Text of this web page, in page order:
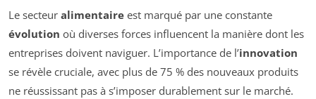
Le secteur alimentaire est marqué par une constante
évolution où diverses forces influencent la manière dont les
entreprises doivent naviguer. L’importance de l’innovation
se révèle cruciale, avec plus de 75 % des nouveaux produits
ne réussissant pas à s’imposer durablement sur le marché.